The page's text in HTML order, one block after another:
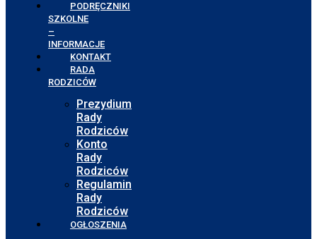
PODRĘCZNIKI
SZKOLNE
–
INFORMACJE
KONTAKT
RADA
RODZICÓW
Prezydium
Rady
Rodziców
Konto
Rady
Rodziców
Regulamin
Rady
Rodziców
OGŁOSZENIA